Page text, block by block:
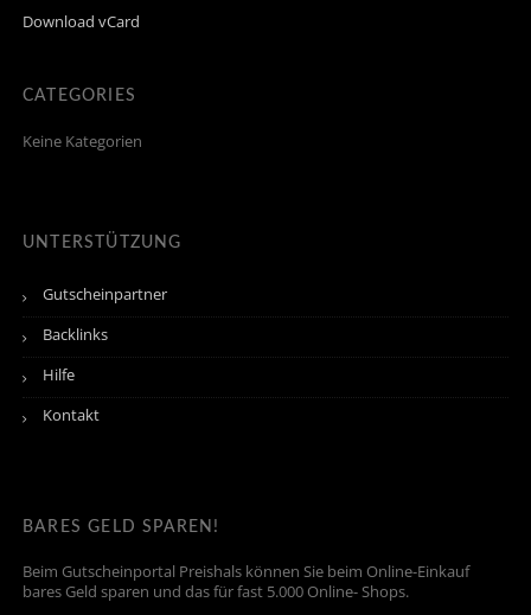
Download vCard
CATEGORIES
Keine Kategorien
UNTERSTÜTZUNG
Gutscheinpartner
Backlinks
Hilfe
Kontakt
BARES GELD SPAREN!
Beim Gutscheinportal Preishals können Sie beim Online-Einkauf
bares Geld sparen und das für fast 5.000 Online- Shops.